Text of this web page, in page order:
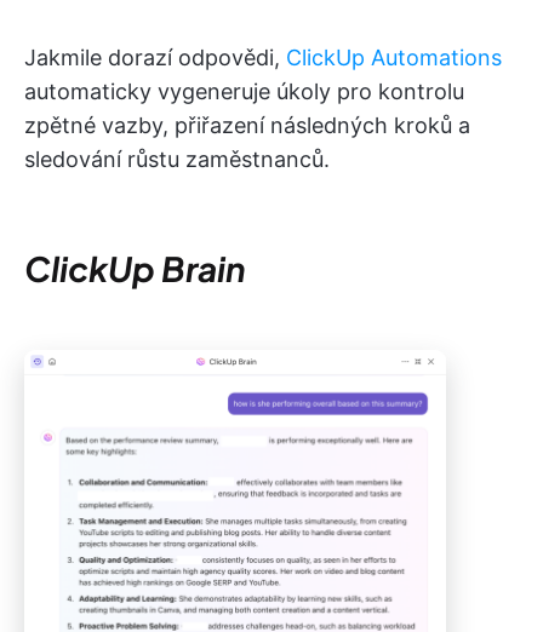
Jakmile dorazí odpovědi, ClickUp Automations
automaticky vygeneruje úkoly pro kontrolu
zpětné vazby, přiřazení následných kroků a
sledování růstu zaměstnanců.
ClickUp Brain